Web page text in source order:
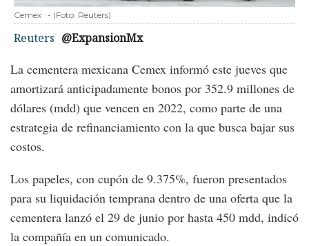
Cemex - (Foto: Reuters)
Reuters @ExpansionMx
La cementera mexicana Cemex informó este jueves que
amortizará anticipadamente bonos por 352.9 millones de
dólares (mdd) que vencen en 2022, como parte de una
estrategia de refinanciamiento con la que busca bajar sus
costos.
Los papeles, con cupón de 9.375%, fueron presentados
para su liquidación temprana dentro de una oferta que la
cementera lanzó el 29 de junio por hasta 450 mdd, indicó
la compañía en un comunicado.